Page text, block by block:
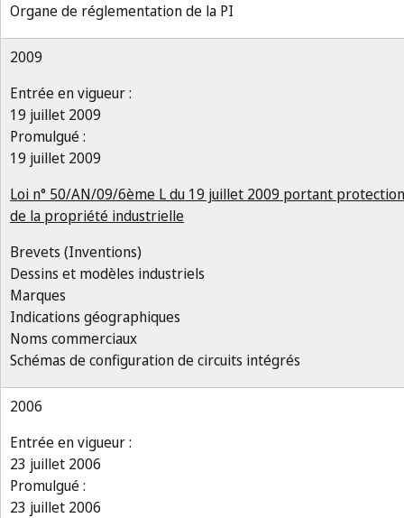
Organe de réglementation de la PI
2009
Entrée en vigueur :
19 juillet 2009
Promulgué :
19 juillet 2009
Loi n° 50/AN/09/6ème L du 19 juillet 2009 portant protection
de la propriété industrielle
Brevets (Inventions)
Dessins et modèles industriels
Marques
Indications géographiques
Noms commerciaux
Schémas de configuration de circuits intégrés
2006
Entrée en vigueur :
23 juillet 2006
Promulgué :
23 juillet 2006